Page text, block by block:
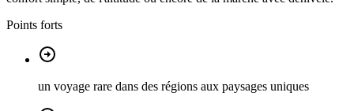
Points forts
un voyage rare dans des régions aux paysages uniques